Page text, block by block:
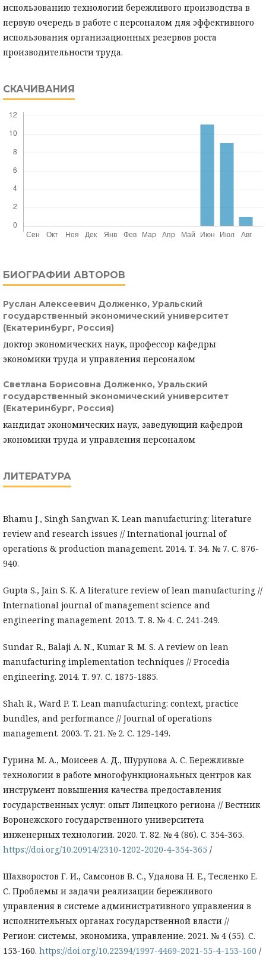
использованию технологий бережливого производства в
первую очередь в работе с персоналом для эффективного
использования организационных резервов роста
производительности труда.
СКАЧИВАНИЯ
БИОГРАФИИ АВТОРОВ
Руслан Алексеевич Долженко, Уральский
государственный экономический университет
(Екатеринбург, Россия)
доктор экономических наук, профессор кафедры
экономики труда и управления персоналом
Светлана Борисовна Долженко, Уральский
государственный экономический университет
(Екатеринбург, Россия)
кандидат экономических наук, заведующий кафедрой
экономики труда и управления персоналом
ЛИТЕРАТУРА
Bhamu J., Singh Sangwan K. Lean manufacturing: literature
review and research issues // International journal of
operations & production management. 2014. Т. 34. № 7. С. 876-
940.
Gupta S., Jain S. K. A literature review of lean manufacturing //
International journal of management science and
engineering management. 2013. Т. 8. № 4. С. 241-249.
Sundar R., Balaji A. N., Kumar R. M. S. A review on lean
manufacturing implementation techniques // Procedia
engineering. 2014. Т. 97. С. 1875-1885.
Shah R., Ward P. T. Lean manufacturing: context, practice
bundles, and performance // Journal of operations
management. 2003. Т. 21. № 2. С. 129-149.
Гурина М. А., Моисеев А. Д., Шурупова А. С. Бережливые
технологии в работе многофункциональных центров как
инструмент повышения качества предоставления
государственных услуг: опыт Липецкого региона // Вестник
Воронежского государственного университета
инженерных технологий. 2020. Т. 82. № 4 (86). С. 354-365.
https://doi.org/10.20914/2310-1202-2020-4-354-365 /
Шахворостов Г. И., Самсонов В. С., Удалова Н. Е., Тесленко Е.
С. Проблемы и задачи реализации бережливого
управления в системе административного управления в
исполнительных органах государственной власти //
Регион: системы, экономика, управление. 2021. № 4 (55). С.
153-160. https://doi.org/10.22394/1997-4469-2021-55-4-153-160 /